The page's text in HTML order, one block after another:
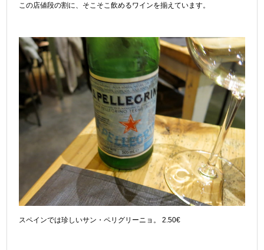
この店値段の割に、そこそこ飲めるワインを揃えています。
スペインでは珍しいサン・ペリグリーニョ。 2.50€